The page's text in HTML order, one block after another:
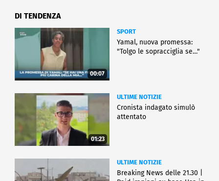
DI TENDENZA
00:07
SPORT
Yamal, nuova promessa:
"Tolgo le sopracciglia se…"
01:23
ULTIME NOTIZIE
Cronista indagato simulò
attentato
ULTIME NOTIZIE
Breaking News delle 21.30 |